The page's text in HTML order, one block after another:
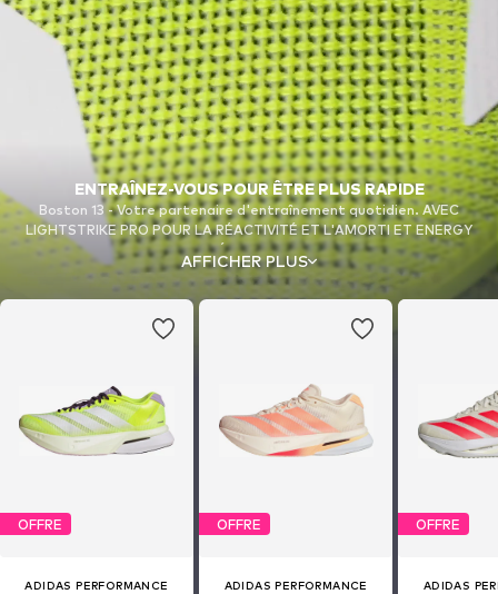
ENTRAÎNEZ-VOUS POUR ÊTRE PLUS RAPIDE
Boston 13 - Votre partenaire d'entraînement quotidien. AVEC
LIGHTSTRIKE PRO POUR LA RÉACTIVITÉ ET L'AMORTI ET ENERGY
RODS 2.0 POUR LE RETOUR D'ÉNERGIE AINSI QU'UNE TIGE EN MAILLE
RESPIRANTE POUR UN SOUTIEN SUPPLÉMENTAIRE DANS UNE
CHAUSSURE D'ENTRAÎNEMENT INSPIRÉE DE LA COURSE.
AFFICHER PLUS
OFFRE
ADIDAS PERFORMANCE
OFFRE
ADIDAS PERFORMANCE
OFFRE
ADIDAS